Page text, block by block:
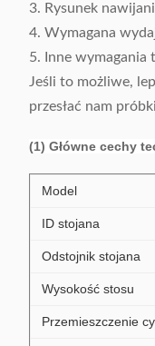
3. Rysunek
4. Wymagana
5. Inne wymagania
Jeśli to możliwe,
przesłać nam
(1) Główne cechy
Model
ID stojana
Odstojnik stojana
Wysokość stosu
Przemieszczenie